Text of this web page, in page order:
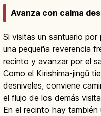
Avanza con calma
Si visitas un santuario
una pequeña reverencia
recinto y avanzar por el
Como el Kirishima-jingū
desniveles, conviene
el flujo de los demás
En el recinto hay